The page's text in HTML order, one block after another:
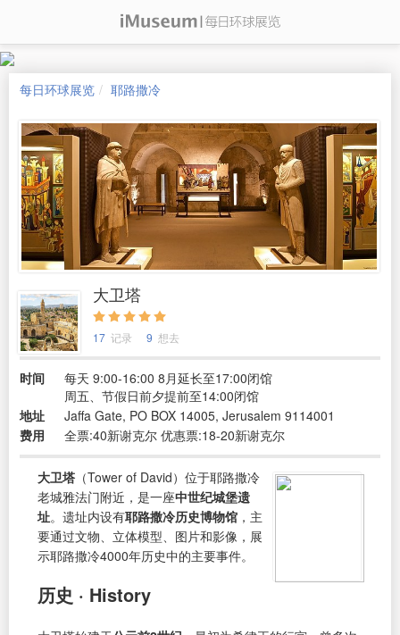
每日环球展览 耶路撒冷
大卫塔
17 记录 9 想去
时间
每天 9:00-16:00 8月延长至17:00闭馆
周五、节假日前夕提前至14:00闭馆
地址
Jaffa Gate, PO BOX 14005, Jerusalem 9114001
费用
全票:40新谢克尔 优惠票:18-20新谢克尔
大卫塔 （Tower of David）位于耶路撒冷
老城雅法门附近，是一座中世纪城堡遗
址。遗址内设有耶路撒冷历史博物馆 ，主
要通过文物、立体模型、图片和影像，展
示耶路撒冷4000年历史中的主要事件。
历史 · History